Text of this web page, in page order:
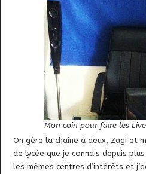
Mon coin pour faire les
On gère la chaîne à deux, Zagi et
de lycée que je connais depuis
les mêmes centres d’intérêts et